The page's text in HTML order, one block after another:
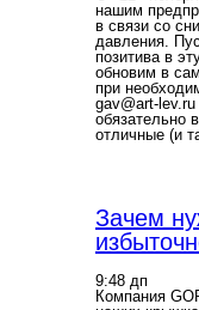
нашим
в связи со
давления.
позитива в
обновим в
при
gav@art-
отличные (и
Зачем
9:48 дп
Компания